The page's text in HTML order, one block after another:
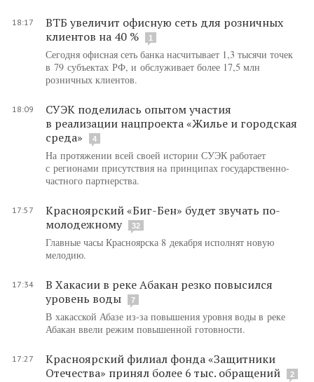
18:17
ВТБ увеличит офисную сеть для розничных
клиентов на 40 %
1
Сегодня офисная сеть банка насчитывает 1,3 тысячи точек
в 79 субъектах РФ, и обслуживает более 17,5 млн
розничных клиентов.
18:09
СУЭК поделилась опытом участия
в реализации нацпроекта «Жилье и городская
среда»
4
На протяжении всей своей истории СУЭК работает
с регионами присутствия на принципах государственно-
частного партнерства.
17:57
Красноярский «Биг-Бен» будет звучать по-
молодежному
32
Главные часы Красноярска 8 декабря исполнят новую
мелодию.
17:34
В Хакасии в реке Абакан резко повысился
уровень воды
7
В хакасской Абазе из-за повышения уровня воды в реке
Абакан ввели режим повышенной готовности.
17:27
Красноярский филиал фонда «Защитники
Отечества» принял более 6 тыс. обращений
2